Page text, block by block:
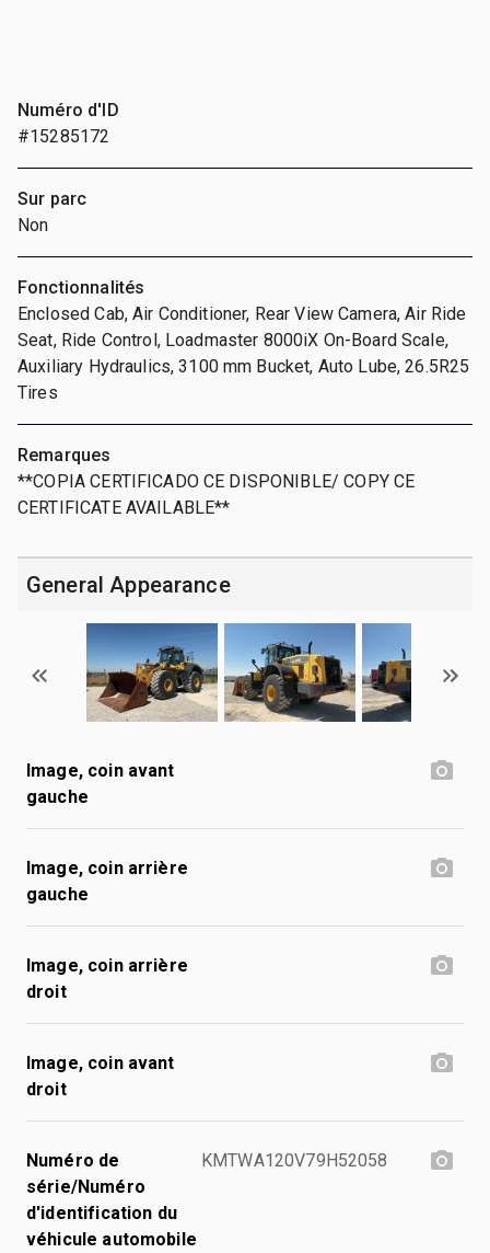
Numéro d'ID
#15285172
Sur parc
Non
Fonctionnalités
Enclosed Cab, Air Conditioner, Rear View Camera, Air Ride
Seat, Ride Control, Loadmaster 8000iX On-Board Scale,
Auxiliary Hydraulics, 3100 mm Bucket, Auto Lube, 26.5R25
Tires
Remarques
**COPIA CERTIFICADO CE DISPONIBLE/ COPY CE
CERTIFICATE AVAILABLE**
General Appearance
Image, coin avant
gauche
Image, coin arrière
gauche
Image, coin arrière
droit
Image, coin avant
droit
Numéro de
série/Numéro
d'identification du
véhicule automobile
KMTWA120V79H52058